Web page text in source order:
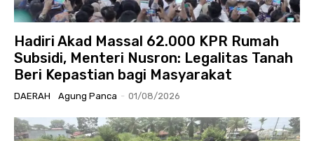
Hadiri Akad Massal 62.000 KPR Rumah
Subsidi, Menteri Nusron: Legalitas Tanah
Beri Kepastian bagi Masyarakat
DAERAH Agung Panca - 01/08/2026